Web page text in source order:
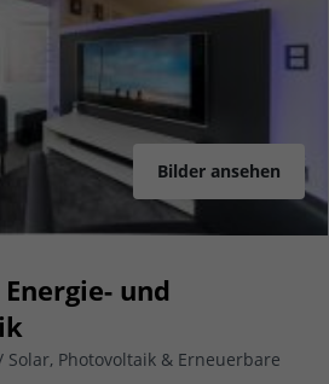
Bilder ansehen
und
Solar, Photovoltaik & Erneuerbare